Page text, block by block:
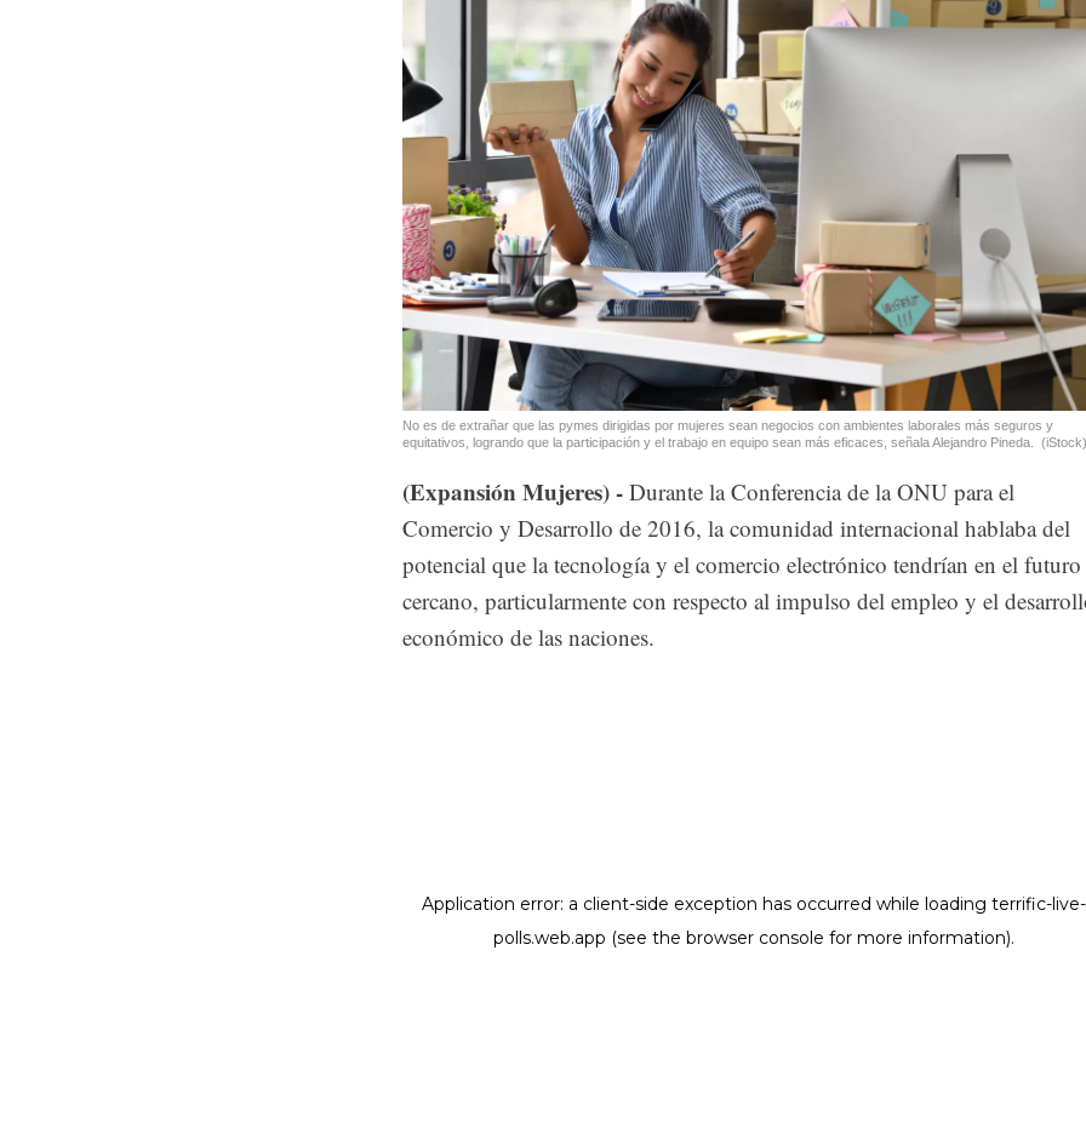
No es de extrañar que las pymes dirigidas por mujeres sean negocios con ambientes laborales más seguros y
equitativos, logrando que la participación y el trabajo en equipo sean más eficaces, señala Alejandro Pineda.
(iStock)
(Expansión Mujeres) - Durante la Conferencia de la ONU para el
Comercio y Desarrollo de 2016, la comunidad internacional hablaba del
potencial que la tecnología y el comercio electrónico tendrían en el futuro
cercano, particularmente con respecto al impulso del empleo y el
económico de las naciones.